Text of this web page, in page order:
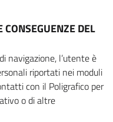
DEL
navigazione, l’utente è
riportati nei moduli
con il Poligrafico per
o di altre